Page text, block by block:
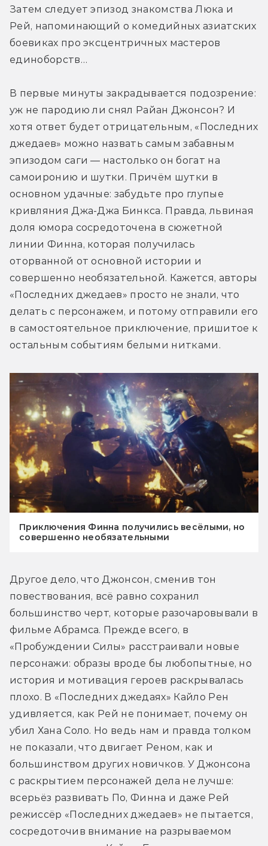
Затем следует эпизод знакомства Люка и
Рей, напоминающий о комедийных азиатских
боевиках про эксцентричных мастеров
единоборств…
В первые минуты закрадывается подозрение:
уж не пародию ли снял Райан Джонсон? И
хотя ответ будет отрицательным, «Последних
джедаев» можно назвать самым забавным
эпизодом саги — настолько он богат на
самоиронию и шутки. Причём шутки в
основном удачные: забудьте про глупые
кривляния Джа-Джа Бинкса. Правда, львиная
доля юмора сосредоточена в сюжетной
линии Финна, которая получилась
оторванной от основной истории и
совершенно необязательной. Кажется, авторы
«Последних джедаев» просто не знали, что
делать с персонажем, и потому отправили его
в самостоятельное приключение, пришитое к
остальным событиям белыми нитками.
Приключения Финна получились весёлыми, но
совершенно необязательными
Другое дело, что Джонсон, сменив тон
повествования, всё равно сохранил
большинство черт, которые разочаровывали в
фильме Абрамса. Прежде всего, в
«Пробуждении Силы» расстраивали новые
персонажи: образы вроде бы любопытные, но
история и мотивация героев раскрывалась
плохо. В «Последних джедаях» Кайло Рен
удивляется, как Рей не понимает, почему он
убил Хана Соло. Но ведь нам и правда толком
не показали, что двигает Реном, как и
большинством других новичков. У Джонсона
с раскрытием персонажей дела не лучше:
всерьёз развивать По, Финна и даже Рей
режиссёр «Последних джедаев» не пытается,
сосредоточив внимание на разрываемом